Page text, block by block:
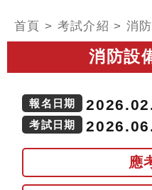
首頁 > 考試介紹 > 消
消防設
報名日期
考試日期
應